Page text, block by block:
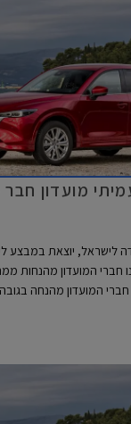
מועדון
לישראל, יוצאת במבצע
המועדון מהנחות